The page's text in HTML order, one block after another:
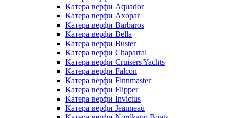
Катера верфи Aquador
Катера верфи Axopar
Катера верфи Barbaros
Катера верфи Bella
Катера верфи Buster
Катера верфи Chaparral
Катера верфи Cruisers Yachts
Катера верфи Falcon
Катера верфи Finnmaster
Катера верфи Flipper
Катера верфи Invictus
Катера верфи Jeanneau